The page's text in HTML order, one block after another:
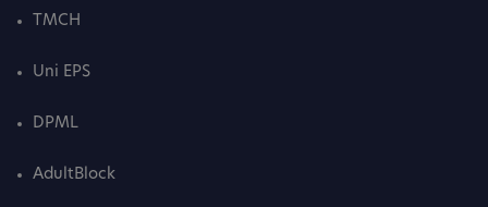
TMCH
Uni EPS
DPML
AdultBlock